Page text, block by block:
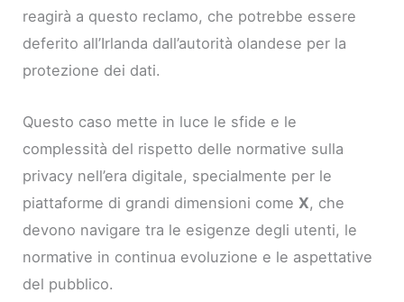
reagirà a questo reclamo, che potrebbe essere
deferito all’Irlanda dall’autorità olandese per la
protezione dei dati.
Questo caso mette in luce le sfide e le
complessità del rispetto delle normative sulla
privacy nell’era digitale, specialmente per le
piattaforme di grandi dimensioni come X, che
devono navigare tra le esigenze degli utenti, le
normative in continua evoluzione e le aspettative
del pubblico.